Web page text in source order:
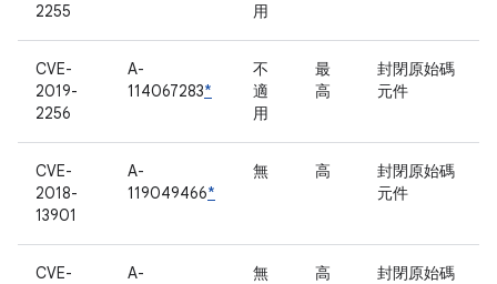
2255
用
CVE-
2019-
2256
A-
114067283*
不
適
用
最
高
封閉原始碼
元件
CVE-
2018-
13901
A-
119049466*
無 高
封閉原始碼
元件
CVE-
A-
無 高
封閉原始碼